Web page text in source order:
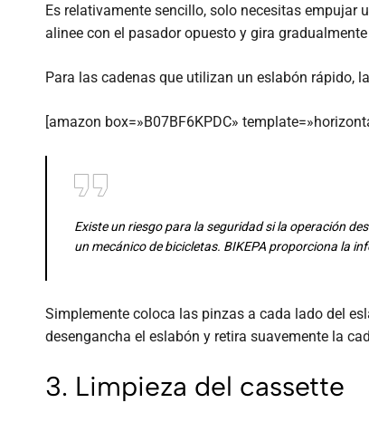
Es relativamente sencillo, solo necesitas empujar
alinee con el pasador opuesto y gira
Para las cadenas que utilizan un eslabón rápido,
[amazon box=»B07BF6KPDC»
Existe un riesgo para la seguridad si la operación
un mecánico de bicicletas. BIKEPA proporciona la
Simplemente coloca las pinzas a cada lado del
desengancha el eslabón y retira suavemente la
3. Limpieza del cassette